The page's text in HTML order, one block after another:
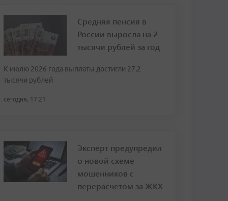
Средняя пенсия в
России выросла на 2
тысячи рублей за год
К июлю 2026 года выплаты достигли 27,2
тысячи рублей
сегодня, 17:21
Эксперт предупредил
о новой схеме
мошенников с
перерасчетом за ЖКХ